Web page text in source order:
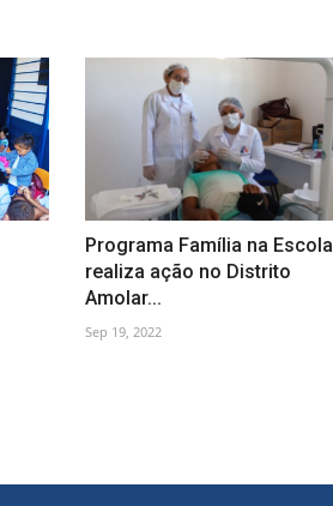
Programa Família na Escola
realiza ação no Distrito
Amolar...
Sep 19, 2022